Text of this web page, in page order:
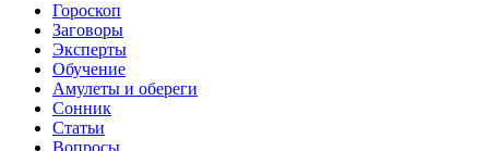
Гороскоп
Заговоры
Эксперты
Обучение
Амулеты и обереги
Сонник
Статьи
Вопросы